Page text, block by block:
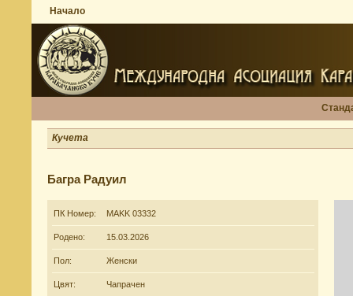
Начало
Кучета
Багра Радуил
ПК Номер: MAKK 03332
Родено: 15.03.2026
Пол: Женски
Цвят: Чапрачен